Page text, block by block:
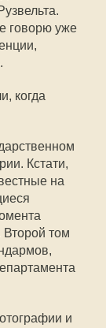
говорю уже
когда
Кстати,
на
Второй том
и